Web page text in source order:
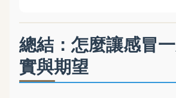
總結：怎麼讓感冒
實與期望